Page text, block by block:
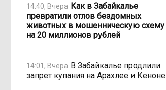
14:40, Вчера Как в Забайкалье
превратили отлов бездомных
животных в мошенническую схему
на 20 миллионов рублей
14:01, Вчера В Забайкалье продлили
запрет купания на Арахлее и Кеноне